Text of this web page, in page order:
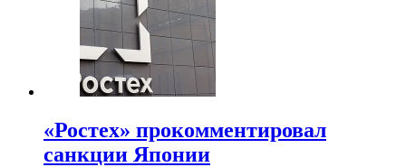
«Ростех» прокомментировал
санкции Японии